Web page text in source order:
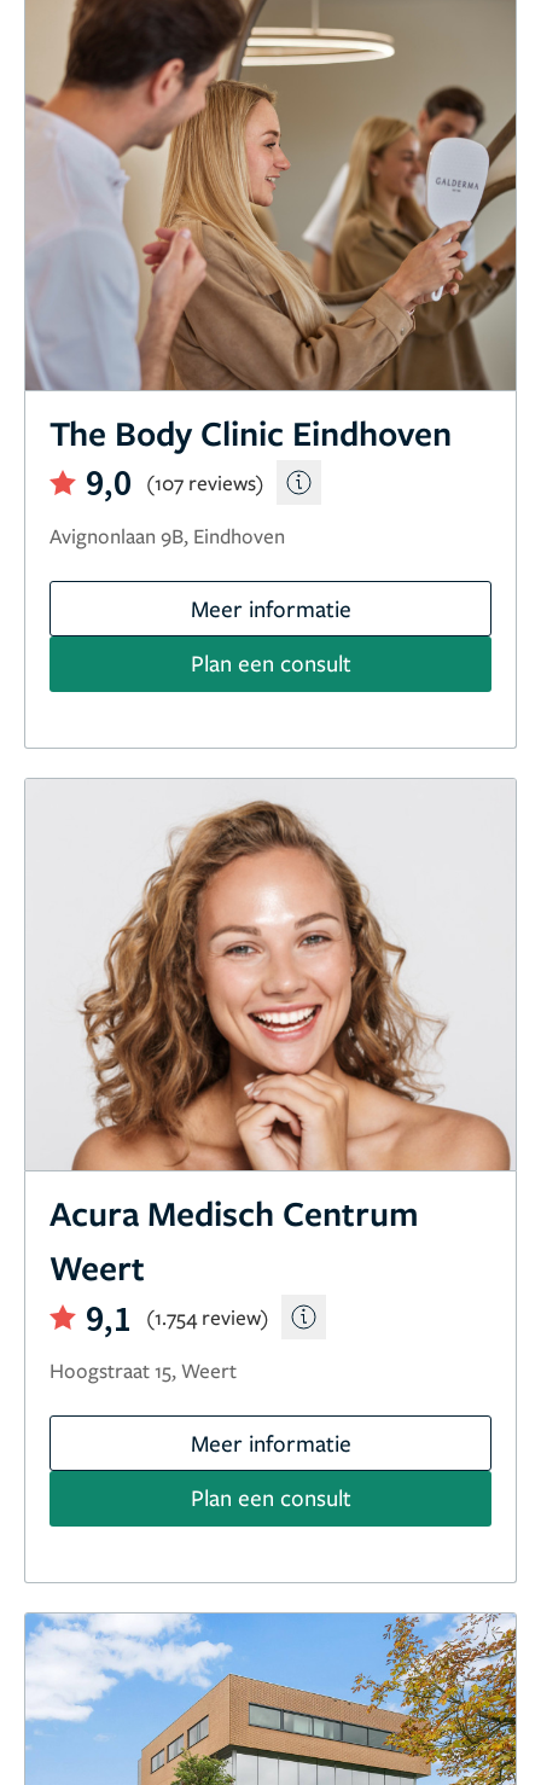
The Body Clinic Eindhoven
9,0
(107 reviews)
Avignonlaan 9B, Eindhoven
Meer informatie
Plan een consult
Acura Medisch Centrum
Weert
9,1
(1.754 review)
Hoogstraat 15, Weert
Meer informatie
Plan een consult